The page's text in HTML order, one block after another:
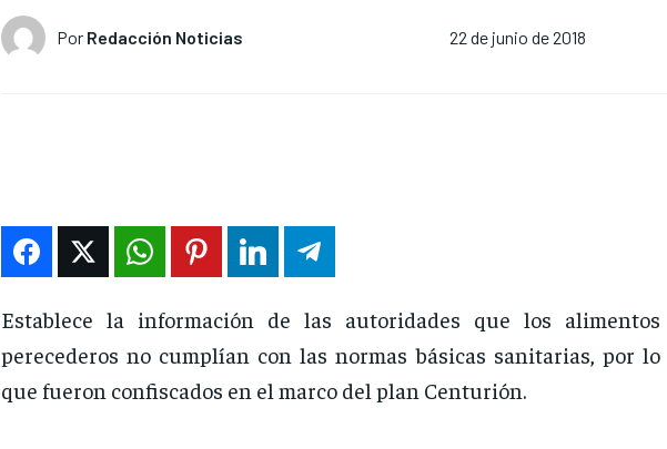
Por Redacción Noticias 22 de junio de 2018
Establece la información de las autoridades que los alimentos
perecederos no cumplían con las normas básicas sanitarias, por lo
que fueron confiscados en el marco del plan Centurión.